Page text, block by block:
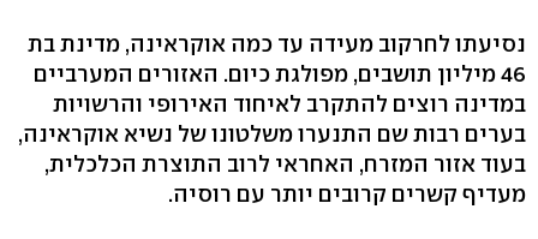
נסיעתו לחרקוב מעידה עד כמה אוקראינה, מדינת בת
46 מיליון תושבים, מפולגת כיום. האזורים המערביים
במדינה רוצים להתקרב לאיחוד האירופי והרשויות
בערים רבות שם התנערו משלטונו של נשיא אוקראינה,
בעוד אזור המזרח, האחראי לרוב התוצרת הכלכלית,
מעדיף קשרים קרובים יותר עם רוסיה.